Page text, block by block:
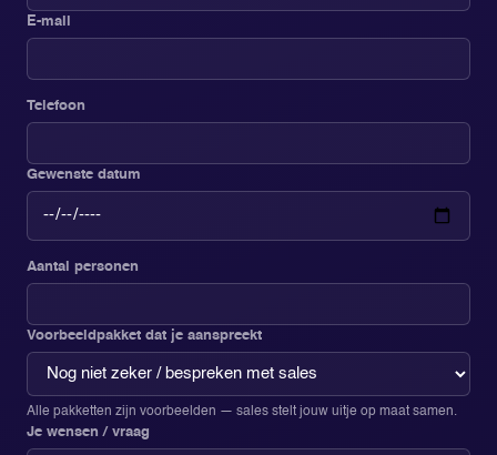
E-mail
Telefoon
Gewenste datum
Aantal personen
Voorbeeldpakket dat je aanspreekt
Alle pakketten zijn voorbeelden — sales stelt jouw uitje op maat samen.
Je wensen / vraag